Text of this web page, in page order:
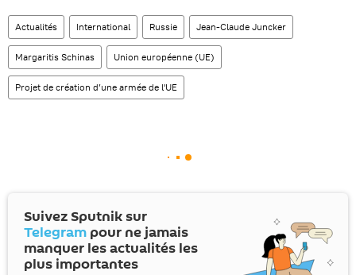
Actualités International Russie Jean-Claude Juncker
Margaritis Schinas Union européenne (UE)
Projet de création d’une armée de l'UE
Suivez Sputnik sur
Telegram pour ne jamais
manquer les actualités les
plus importantes